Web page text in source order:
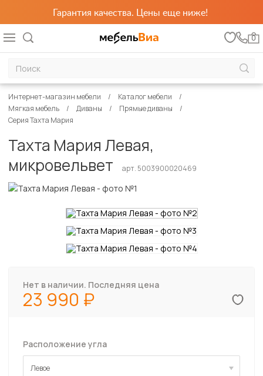
Гарантия качества. Цены еще ниже!
0
Интернет-магазин мебели
Каталог мебели
Мягкая мебель
Диваны
Прямые диваны
Серия Тахта Мария
Тахта Мария Левая,
микровельвет
арт. 5003900020469
Нет в наличии. Последняя цена
23 990
Расположение угла
Левое